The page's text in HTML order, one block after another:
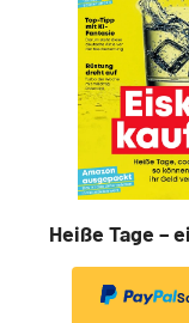
Heiße Tage –